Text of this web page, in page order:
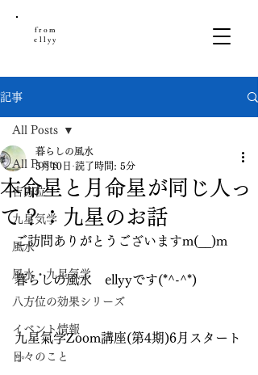
from
ellyy
記事
All Posts
吉方位
九星気学
風水
風水・九星気学
八方位の効果シリーズ
イベント情報
日々のこと
All Posts
本命星と月命星が同じ人っ
て？：九星のお話
暮らしの風水
5月10日 読了時間: 5分
ご訪問ありがとうございますm(__)m
暮らしの風水　ellyyです(*^-^*)
九星氣学Zoom講座(第4期)6月スタート
✨